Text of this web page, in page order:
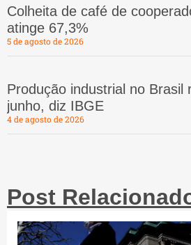
Colheita de café de
atinge 67,3%
5 de agosto de 2026
Produção industrial no Brasil
junho, diz IBGE
4 de agosto de 2026
Post